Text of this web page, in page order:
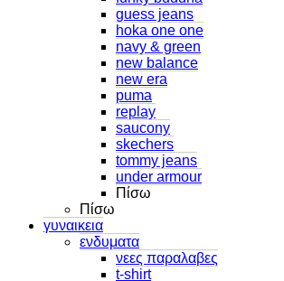
guess jeans
hoka one one
navy & green
new balance
new era
puma
replay
saucony
skechers
tommy jeans
under armour
Πίσω
Πίσω
γυναικεια
ενδυματα
νεες παραλαβες
t-shirt